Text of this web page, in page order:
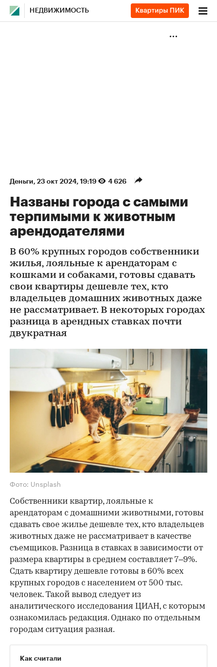
НЕДВИЖИМОСТЬ
Деньги⁠, 23 окт 2024, 19:19 4 626
Названы города с самыми
терпимыми к животным
арендодателями
В 60% крупных городов собственники
жилья, лояльные к арендаторам с
кошками и собаками, готовы сдавать
свои квартиры дешевле тех, кто
владельцев домашних животных даже
не рассматривает. В некоторых городах
разница в арендных ставках почти
двукратная
Фото: Unsplash
Собственники квартир, лояльные к
арендаторам с домашними животными, готовы
сдавать свое жилье дешевле тех, кто владельцев
животных даже не рассматривает в качестве
съемщиков. Разница в ставках в зависимости от
размера квартиры в среднем составляет 7–9%.
Сдать квартиру дешевле готовы в 60% всех
крупных городов с населением от 500 тыс.
человек. Такой вывод следует из
аналитического исследования ЦИАН, с которым
ознакомилась редакция. Однако по отдельным
городам ситуация разная.
Как считали